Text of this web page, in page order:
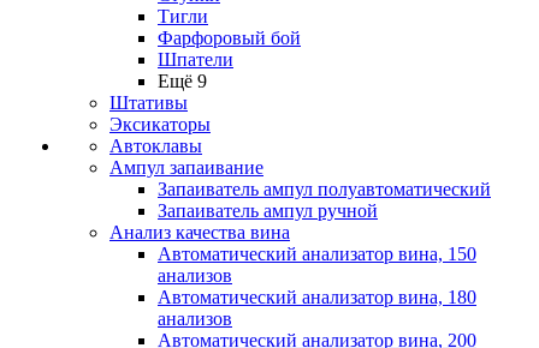
Тигли
Фарфоровый бой
Шпатели
Ещё 9
Штативы
Эксикаторы
Автоклавы
Ампул запаивание
Запаиватель ампул полуавтоматический
Запаиватель ампул ручной
Анализ качества вина
Автоматический анализатор вина, 150
анализов
Автоматический анализатор вина, 180
анализов
Автоматический анализатор вина, 200